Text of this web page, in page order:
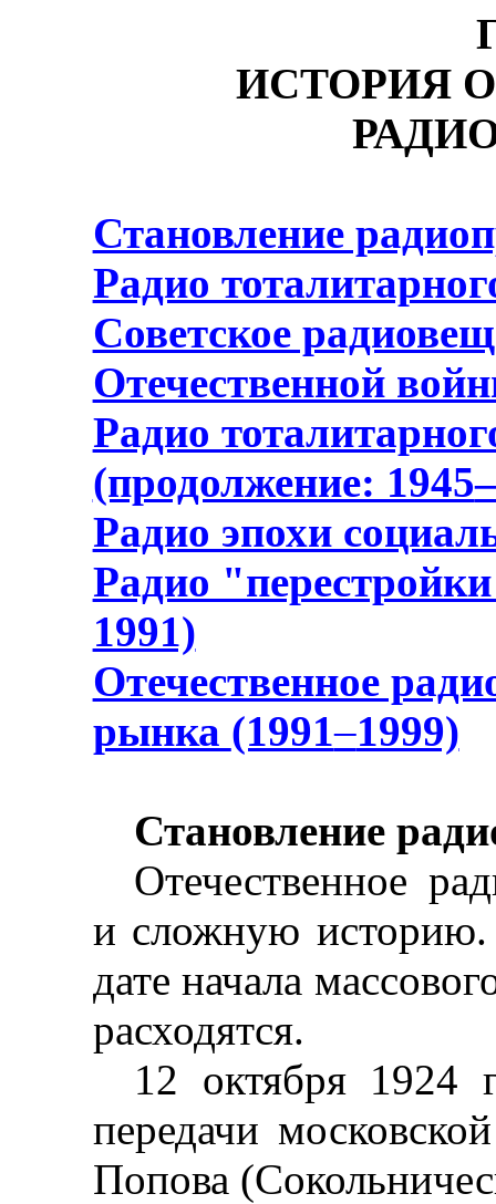
ИСТОРИЯ
Становление
Радио
Советское
Отечественной
Радио
(продолжение: 1945–
Радио эпохи
Радио
1991)
Отечественное
рынка (1991–1999)
Становление
Отечественное
и сложную
дате начала
расходятся.
12 октября 1924
передачи
Попова